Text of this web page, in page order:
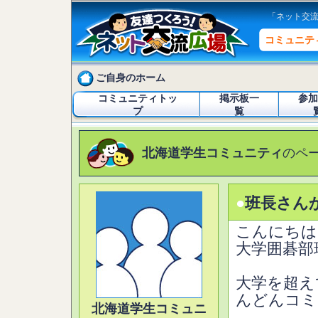
「ネット交
コミュニテ
ご自身のホーム
コミュニティトッ
プ
掲示板一
覧
参
北海道学生コミュニティのペ
北海道学生コミュニ
●班長さん
こんにち
大学囲碁
大学を超
んどんコ